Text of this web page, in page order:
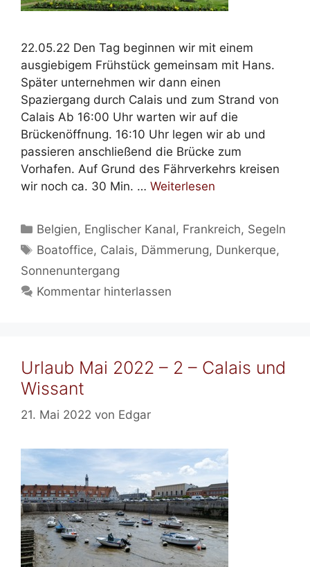
22.05.22 Den Tag beginnen wir mit einem
ausgiebigem Frühstück gemeinsam mit Hans.
Später unternehmen wir dann einen
Spaziergang durch Calais und zum Strand von
Calais Ab 16:00 Uhr warten wir auf die
Brückenöffnung. 16:10 Uhr legen wir ab und
passieren anschließend die Brücke zum
Vorhafen. Auf Grund des Fährverkehrs kreisen
wir noch ca. 30 Min. … Weiterlesen
Kategorien
Belgien, Englischer Kanal, Frankreich, Segeln
Schlagwörter
Boatoffice, Calais, Dämmerung, Dunkerque,
Sonnenuntergang
Kommentar hinterlassen
Urlaub Mai 2022 – 2 – Calais und
Wissant
21. Mai 2022 von Edgar